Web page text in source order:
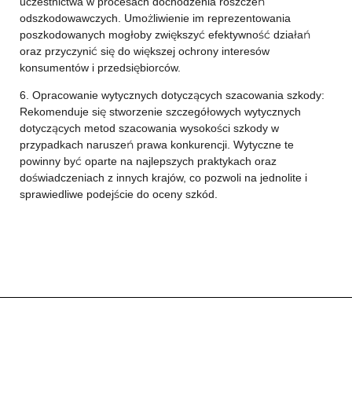
odszkodowawczych. Umożliwienie im reprezentowania
poszkodowanych mogłoby zwiększyć efektywność działań
oraz przyczynić się do większej ochrony interesów
konsumentów i przedsiębiorców.
6. Opracowanie wytycznych dotyczących szacowania szkody:
Rekomenduje się stworzenie szczegółowych wytycznych
dotyczących metod szacowania wysokości szkody w
przypadkach naruszeń prawa konkurencji. Wytyczne te
powinny być oparte na najlepszych praktykach oraz
doświadczeniach z innych krajów, co pozwoli na jednolite i
sprawiedliwe podejście do oceny szkód.